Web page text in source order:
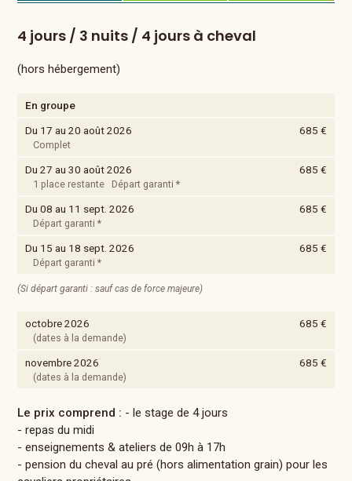
4 jours / 3 nuits / 4 jours à cheval
(hors hébergement)
En groupe
Du 17 au 20 août 2026
685 €
Complet
Du 27 au 30 août 2026 685 €
1 place restante Départ garanti *
Du 08 au 11 sept. 2026 685 €
Départ garanti *
Du 15 au 18 sept. 2026 685 €
Départ garanti *
(Si départ garanti : sauf cas de force majeure)
octobre 2026 685 €
(dates à la demande)
novembre 2026 685 €
(dates à la demande)
Le prix comprend : - le stage de 4 jours
- repas du midi
- enseignements & ateliers de 09h à 17h
- pension du cheval au pré (hors alimentation grain) pour les